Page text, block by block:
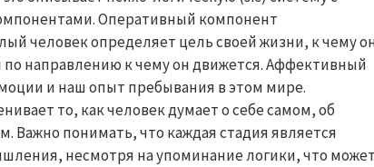
Оперативный компонент
человек определяет цель своей жизни, к чему
по направлению к чему он движется. Аффективный
и наш опыт пребывания в этом мире.
то, как человек думает о себе самом, об
Важно понимать, что каждая стадия является
несмотря на упоминание логики, что может